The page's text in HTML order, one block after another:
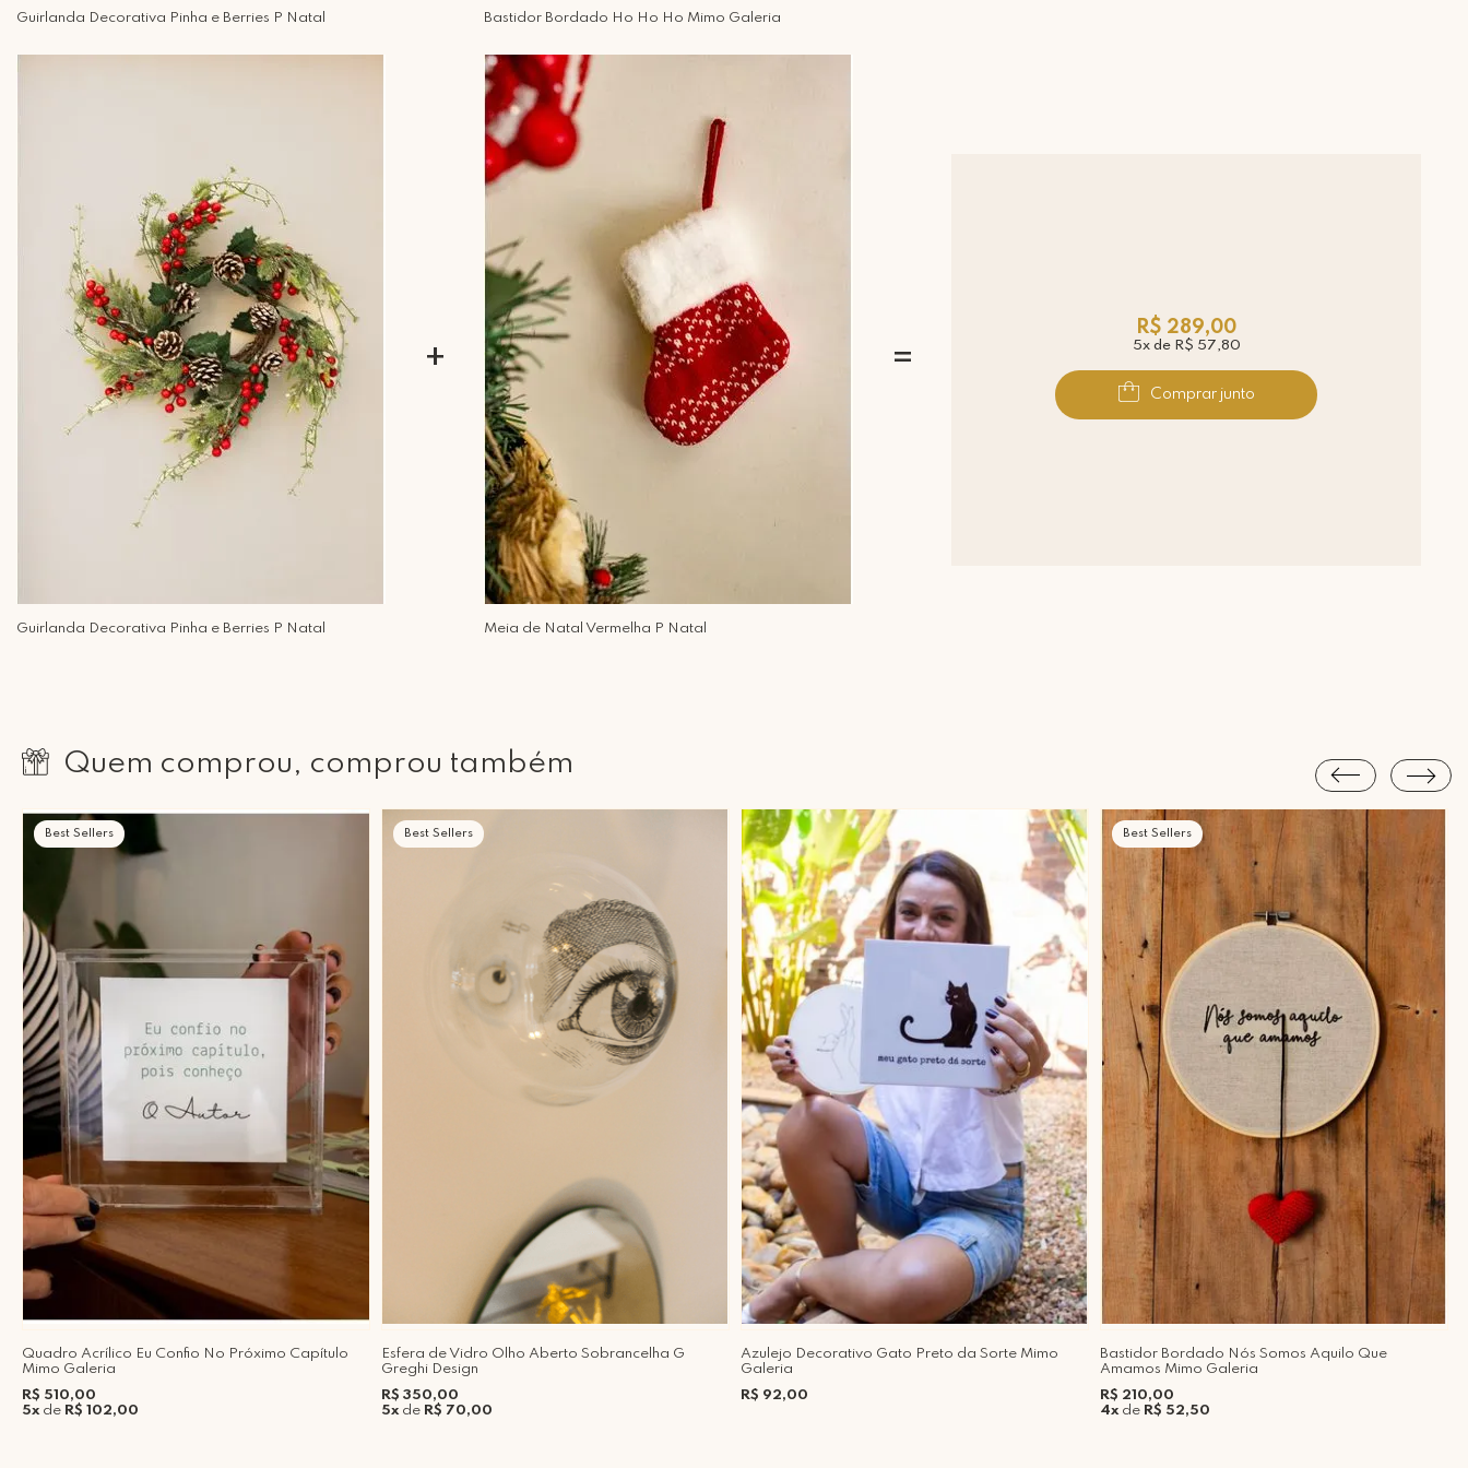
Guirlanda Decorativa Pinha e Berries P Natal Bastidor Bordado Ho Ho Ho Mimo Galeria
Guirlanda Decorativa Pinha e Berries P Natal
+
Meia de Natal Vermelha P Natal
=
R$ 289,00
5x de R$ 57,80
Comprar junto
Quem comprou, comprou também
Best Sellers
Quadro Acrílico Eu Confio No Próximo Capítulo
Mimo Galeria
R$ 510,00
5xde R$ 102,00
Best Sellers
Esfera de Vidro Olho Aberto Sobrancelha G
Greghi Design
R$ 350,00
5xde R$ 70,00
Azulejo Decorativo Gato Preto da Sorte Mimo
Galeria
R$ 92,00
Best Sellers
Bastidor Bordado Nós Somos Aquilo Que
Amamos Mimo Galeria
R$ 210,00
4xde R$ 52,50